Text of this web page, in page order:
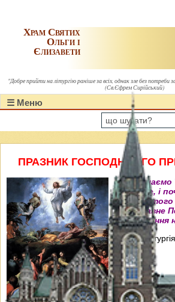
Храм Святих
Ольги і
Єлизавети
"Добре прийти на літургію раніше за всіх, однак зле без
(Св.Єфрем Сирійський)
ПРАЗНИК ГОСПОДНЬОГО
"Величаємо
Христе, і
пречистого
преславне
(Величання
Свята
18.00